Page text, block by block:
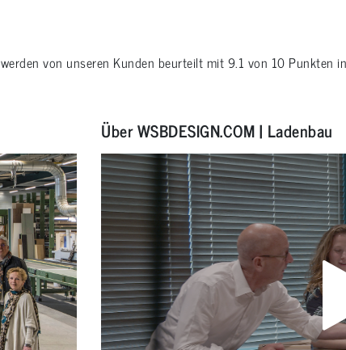
werden von unseren Kunden beurteilt mit9.1 von 10 Punkten in
Über WSBDESIGN.COM | Ladenbau